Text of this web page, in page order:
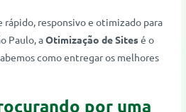
rápido, responsivo e otimizado para
Paulo, aOtimização de Sitesé o
como entregar os melhores
por uma